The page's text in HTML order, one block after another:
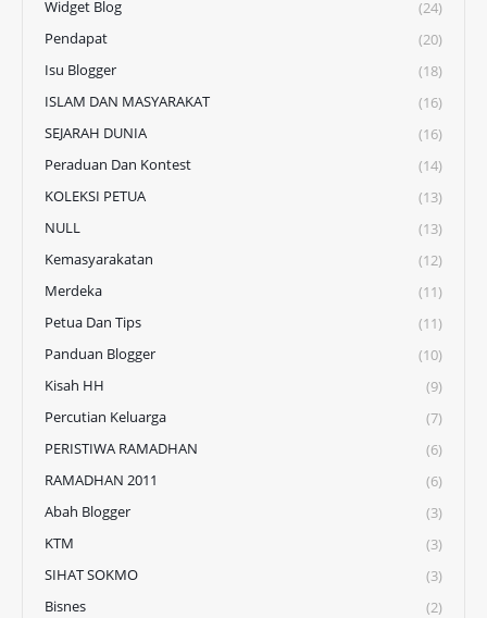
Widget Blog
(24)
Pendapat
(20)
Isu Blogger
(18)
ISLAM DAN MASYARAKAT
(16)
SEJARAH DUNIA
(16)
Peraduan Dan Kontest
(14)
KOLEKSI PETUA
(13)
NULL
(13)
Kemasyarakatan
(12)
Merdeka
(11)
Petua Dan Tips
(11)
Panduan Blogger
(10)
Kisah HH
(9)
Percutian Keluarga
(7)
PERISTIWA RAMADHAN
(6)
RAMADHAN 2011
(6)
Abah Blogger
(3)
KTM
(3)
SIHAT SOKMO
(3)
Bisnes
(2)